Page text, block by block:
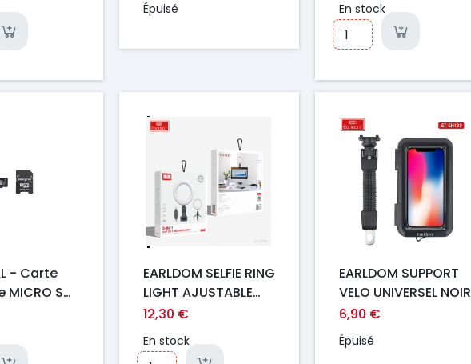
support
Épuisé En stock
- Carte
SD
10 - 8GB
Prix
EARLDOM SELFIE RING
LIGHT AJUSTABLE
AVEC TREPIED 2-IN-1
12,30 €
En stock
Prix
EARLDOM SUPPORT
VELO UNIVERSEL NOIR
6,90 €
Épuisé